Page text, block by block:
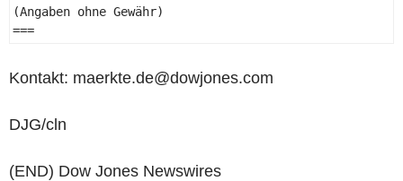
(Angaben ohne Gewähr)
===
Kontakt: maerkte.de@dowjones.com
DJG/cln
(END) Dow Jones Newswires